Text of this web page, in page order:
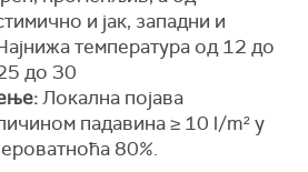
и јак, западни и
температура од 12 до
до 30
Локална појава
падавина ≥ 10 l/m² у
80%.